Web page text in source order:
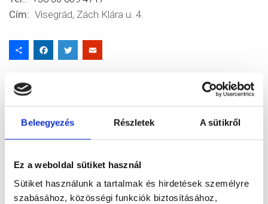
Beleegyezés Részletek A sütikről
Ez a weboldal sütiket használ
Sütiket használunk a tartalmak és hirdetések személyre
szabásához, közösségi funkciók biztosításához,
Cím
Visegrád, Zách Klára u. 4.
Share Facebook
Twitter